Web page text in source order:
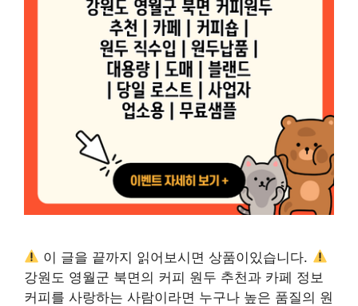
이 글을 끝까지 읽어보시면 상품이있습니다.
강원도 영월군 북면의 커피 원두 추천과 카페 정보
커피를 사랑하는 사람이라면 누구나 높은 품질의 원